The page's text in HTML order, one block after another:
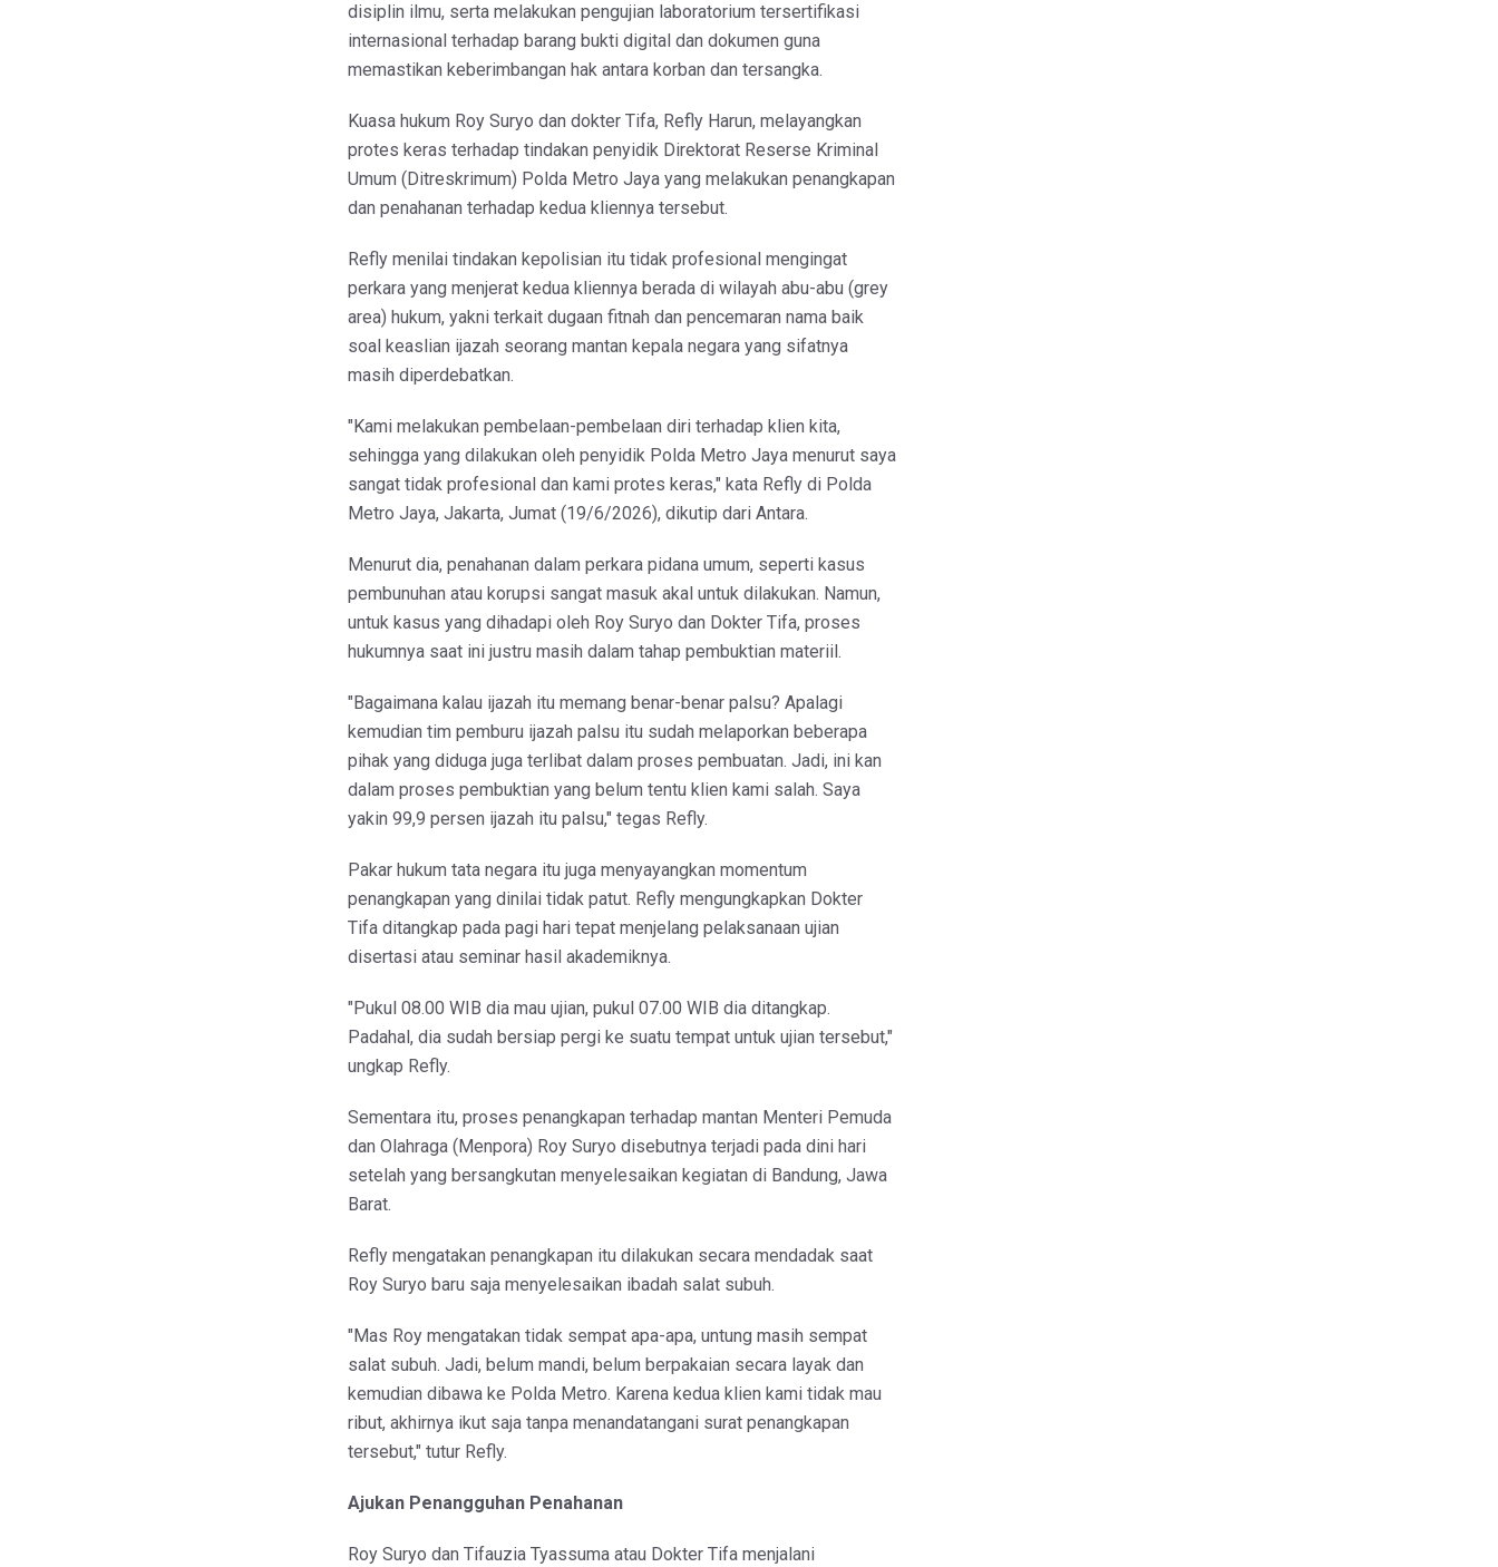
disiplin ilmu, serta melakukan pengujian laboratorium tersertifikasi
internasional terhadap barang bukti digital dan dokumen guna
memastikan keberimbangan hak antara korban dan tersangka.
Kuasa hukum Roy Suryo dan dokter Tifa, Refly Harun, melayangkan
protes keras terhadap tindakan penyidik Direktorat Reserse Kriminal
Umum (Ditreskrimum) Polda Metro Jaya yang melakukan penangkapan
dan penahanan terhadap kedua kliennya tersebut.
​Refly menilai tindakan kepolisian itu tidak profesional mengingat
perkara yang menjerat kedua kliennya berada di wilayah abu-abu (grey
area) hukum, yakni terkait dugaan fitnah dan pencemaran nama baik
soal keaslian ijazah seorang mantan kepala negara yang sifatnya
masih diperdebatkan.
​"Kami melakukan pembelaan-pembelaan diri terhadap klien kita,
sehingga yang dilakukan oleh penyidik Polda Metro Jaya menurut saya
sangat tidak profesional dan kami protes keras," kata Refly di Polda
Metro Jaya, Jakarta, Jumat (19/6/2026), dikutip dari Antara.
​Menurut dia, penahanan dalam perkara pidana umum, seperti kasus
pembunuhan atau korupsi sangat masuk akal untuk dilakukan. Namun,
untuk kasus yang dihadapi oleh Roy Suryo dan Dokter Tifa, proses
hukumnya saat ini justru masih dalam tahap pembuktian materiil.
​"Bagaimana kalau ijazah itu memang benar-benar palsu? Apalagi
kemudian tim pemburu ijazah palsu itu sudah melaporkan beberapa
pihak yang diduga juga terlibat dalam proses pembuatan. Jadi, ini kan
dalam proses pembuktian yang belum tentu klien kami salah. Saya
yakin 99,9 persen ijazah itu palsu," tegas Refly.
​Pakar hukum tata negara itu juga menyayangkan momentum
penangkapan yang dinilai tidak patut. Refly mengungkapkan Dokter
Tifa ditangkap pada pagi hari tepat menjelang pelaksanaan ujian
disertasi atau seminar hasil akademiknya.
​"Pukul 08.00 WIB dia mau ujian, pukul 07.00 WIB dia ditangkap.
Padahal, dia sudah bersiap pergi ke suatu tempat untuk ujian tersebut,"
ungkap Refly.
​Sementara itu, proses penangkapan terhadap mantan Menteri Pemuda
dan Olahraga (Menpora) Roy Suryo disebutnya terjadi pada dini hari
setelah yang bersangkutan menyelesaikan kegiatan di Bandung, Jawa
Barat.
Refly mengatakan penangkapan itu dilakukan secara mendadak saat
Roy Suryo baru saja menyelesaikan ibadah salat subuh.
​"Mas Roy mengatakan tidak sempat apa-apa, untung masih sempat
salat subuh. Jadi, belum mandi, belum berpakaian secara layak dan
kemudian dibawa ke Polda Metro. Karena kedua klien kami tidak mau
ribut, akhirnya ikut saja tanpa menandatangani surat penangkapan
tersebut," tutur Refly.
Ajukan Penangguhan Penahanan
Roy Suryo dan Tifauzia Tyassuma atau Dokter Tifa menjalani